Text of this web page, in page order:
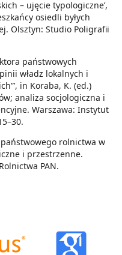
– ujęcie typologiczne’,
osiedli byłych
Olsztyn: Studio Poligrafii
państwowych
władz lokalnych i
in Koraba, K. (ed.)
analiza socjologiczna i
Warszawa: Instytut
państwowego rolnictwa w
i przestrzenne.
PAN.